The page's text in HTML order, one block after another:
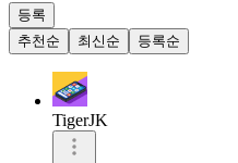
등록
추천순
최신순 등록순
TigerJK